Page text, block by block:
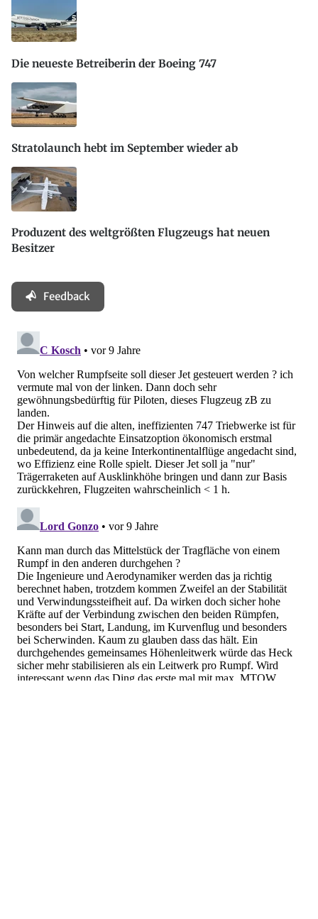
Die neueste Betreiberin der Boeing 747
Stratolaunch hebt im September wieder ab
Produzent des weltgrößten Flugzeugs hat neuen
Besitzer
Feedback